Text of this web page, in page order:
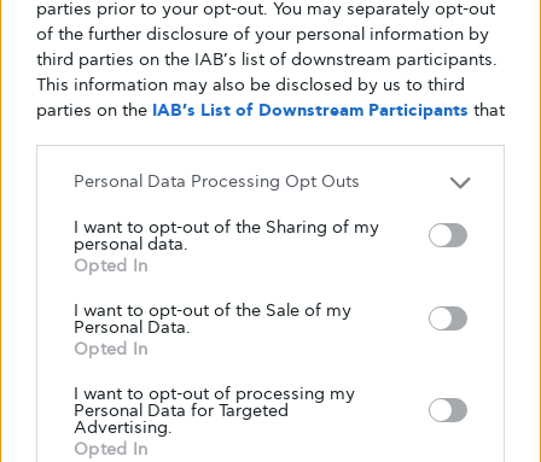
parties prior to your opt-out. You may separately opt-out
of the further disclosure of your personal information by
third parties on the IAB’s list of downstream participants.
This information may also be disclosed by us to third
parties on the IAB’s List of Downstream Participants that
Personal Data Processing Opt Outs
I want to opt-out of the Sharing of my
personal data.
Opted In
I want to opt-out of the Sale of my
Personal Data.
Opted In
I want to opt-out of processing my
Personal Data for Targeted
Advertising.
Opted In